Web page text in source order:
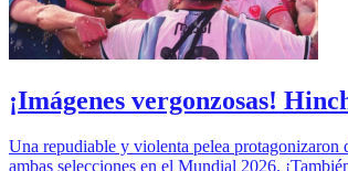
¡Imágenes vergonzosas!
Una repudiable y violenta pelea protagonizaron
ambas selecciones en el Mundial 2026.